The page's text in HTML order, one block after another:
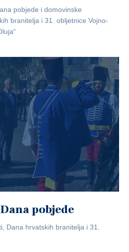
pobjede i domovinske
branitelja i 31. obljetnice Vojno-
pobjede
Dana hrvatskih branitelja i 31.